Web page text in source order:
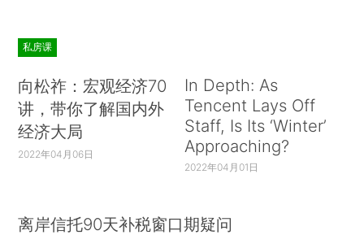
私房课
向松祚：宏观经济70
讲，带你了解国内外
经济大局
2022年04月06日
In Depth: As
Tencent Lays Off
Staff, Is Its ‘Winter’
Approaching?
2022年04月01日
离岸信托90天补税窗口期疑问